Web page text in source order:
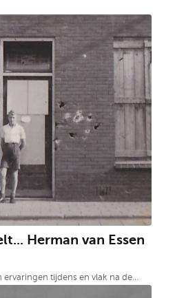
Herman van Essen
ervaringen tijdens en vlak na de…